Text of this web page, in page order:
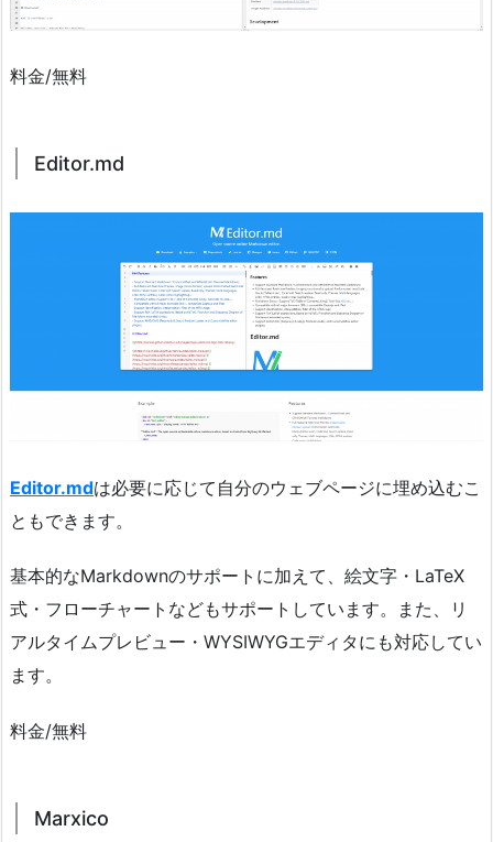
料金/無料
Editor.md
Editor.mdは必要に応じて自分のウェブページに埋め込むこ
ともできます。
基本的なMarkdownのサポートに加えて、絵文字・LaTeX
式・フローチャートなどもサポートしています。また、リ
アルタイムプレビュー・WYSIWYGエディタにも対応してい
ます。
料金/無料
Marxico